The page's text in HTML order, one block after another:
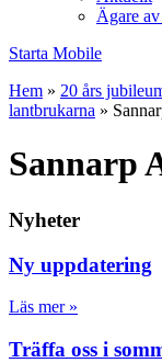
Ägare
Starta Mobile
Hem » 20 års
lantbrukarna »
Sannarp
Nyheter
Ny uppdatering
Läs mer »
Träffa oss i